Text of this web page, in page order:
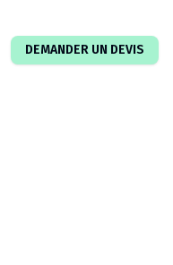
DEMANDER UN DEVIS